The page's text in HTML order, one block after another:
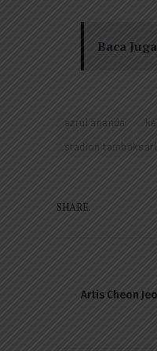
Baca
azrul ananda
stadion tambaksari
SHARE.
Artis Cheon